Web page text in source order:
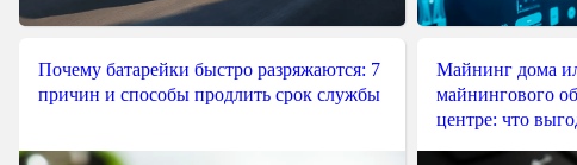
Почему батарейки быстро разряжаются: 7
причин и способы продлить срок службы
Майнинг дома
майнингового
центре: что